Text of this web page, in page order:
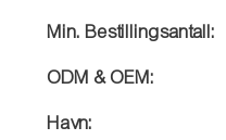
Min. Bestillingsantall:
ODM & OEM:
Havn: